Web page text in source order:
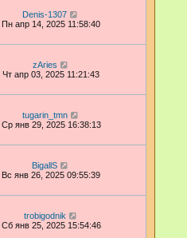
Denis-1307
Пн апр 14, 2025 11:58:40
zAries
Чт апр 03, 2025 11:21:43
tugarin_tmn
Ср янв 29, 2025 16:38:13
BigallS
Вс янв 26, 2025 09:55:39
trobigodnik
Сб янв 25, 2025 15:54:46